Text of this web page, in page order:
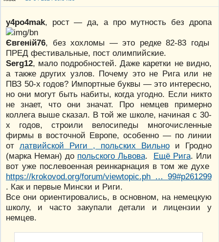
y4po4mak, рост — да, а про мутность без дропа
Євгеній76, без хохломы — это редке 82-83 годы
ПРЕД фестивальные, пост олимпийские.
Serg12, мало подробностей. Даже каретки не видно,
а также других узлов. Почему это не Рига или не
ПВЗ 50-х годов? Импортные буквы — это интересно,
но они могут быть набиты, когда угодно. Если никто
не знает, что они значат. Про немцев примерно
коллега выше сказал. В той же школе, начиная с 30-
х годов, строили велосипеды многочисленные
фирмы в восточной Европе, особенно — по линии
от латвийской Риги , польских Вильнои Гродно
(марка Неман) до польского Львова. Ещё Рига. Или
вот уже послевоенная реинкарнация в том же духе
https://krokovod.org/forum/viewtopic.ph … 99#p261299
. Как и первые Мински и Риги.
Все они ориентировались, в основном, на немецкую
школу, и часто закупали детали и лицензии у
немцев.